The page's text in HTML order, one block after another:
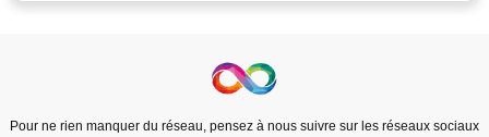
Pour ne rien manquer du réseau, pensez à nous suivre sur les réseaux sociaux